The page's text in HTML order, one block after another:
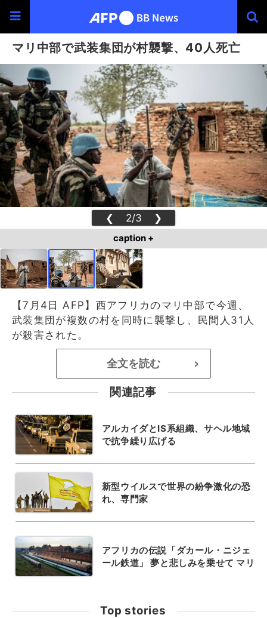
マリ中部で武装集団が村襲撃、40人死亡
❮ 2/3 ❯
caption +
【7月4日 AFP】西アフリカのマリ中部で今週、
武装集団が複数の村を同時に襲撃し、民間人31人
が殺害された。
全文を読む >
関連記事
アルカイダとIS系組織、サヘル地域
で抗争繰り広げる
新型ウイルスで世界の紛争激化の恐
れ、専門家
アフリカの伝説「ダカール・ニジェ
ール鉄道」 夢と悲しみを乗せて マリ
Top stories